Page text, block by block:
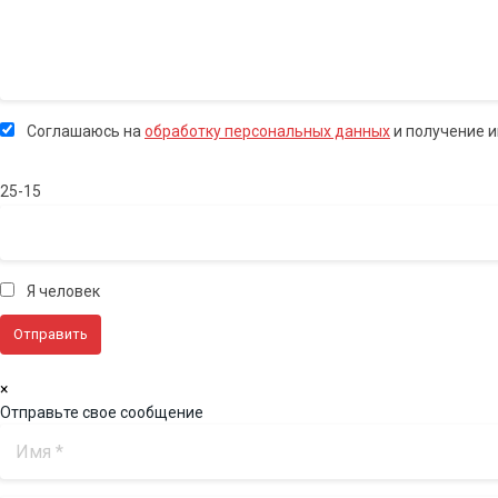
Соглашаюсь на обработку персональных данныхи получение
25-15
Я человек
×
Отправьте свое сообщение